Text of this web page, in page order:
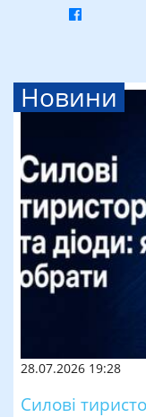
Новини
28.07.2026 19:28
Силові